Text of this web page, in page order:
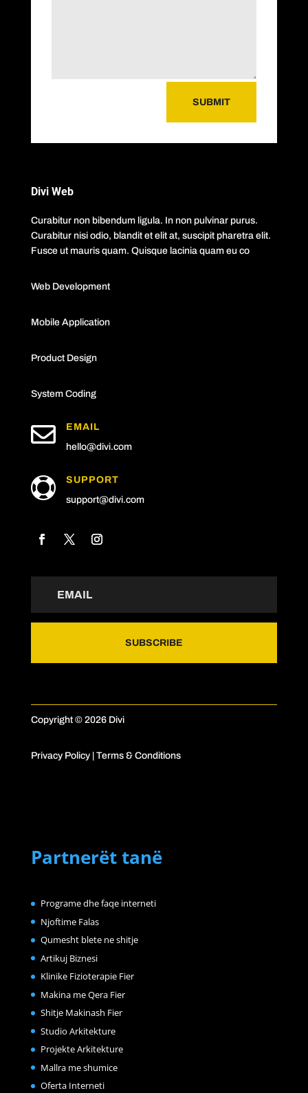
SUBMIT
Divi Web
Curabitur non bibendum ligula. In non pulvinar purus.
Curabitur nisi odio, blandit et elit at, suscipit pharetra elit.
Fusce ut mauris quam. Quisque lacinia quam eu co
Web Development
Mobile Application
Product Design
System Coding

EMAIL
hello@divi.com

SUPPORT
support@divi.com
SUBSCRIBE
Copyright © 2026 Divi
Privacy Policy| Terms & Conditions
Partnerët tanë
Programe dhe faqe interneti
Njoftime Falas
Qumesht blete ne shitje
Artikuj Biznesi
Klinike Fizioterapie Fier
Makina me Qera Fier
Shitje Makinash Fier
Studio Arkitekture
Projekte Arkitekture
Mallra me shumice
Oferta Interneti